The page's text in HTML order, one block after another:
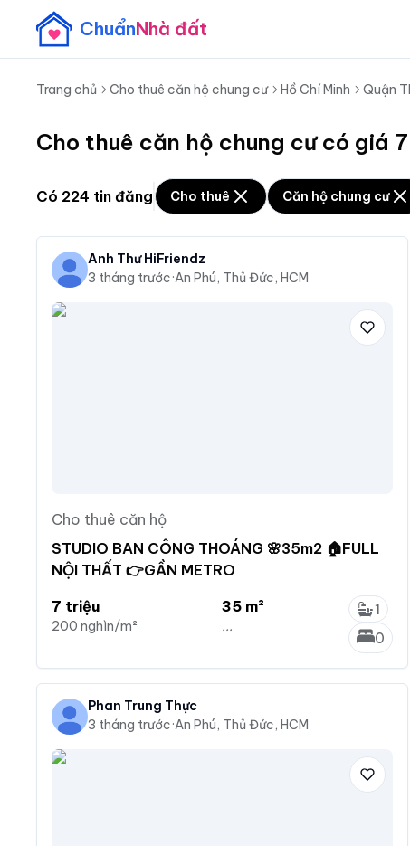
ChuẩnNhà đất
Trang chủ Cho thuê căn hộ chung cư Hồ Chí Minh Quận
Cho thuê căn hộ chung cư có
Có 224 tin đăng Cho thuê Căn hộ chung cư
Anh Thư HiFriendz
3 tháng trước·An Phú, Thủ Đức, HCM
Cho thuê căn hộ
STUDIO BAN CÔNG THOÁNG 🌸35m2 🏠FULL
NỘI THẤT 👉GẦN METRO
7 triệu
200 nghìn/m²
35 m²
...
1
0
Phan Trung Thực
3 tháng trước·An Phú, Thủ Đức, HCM